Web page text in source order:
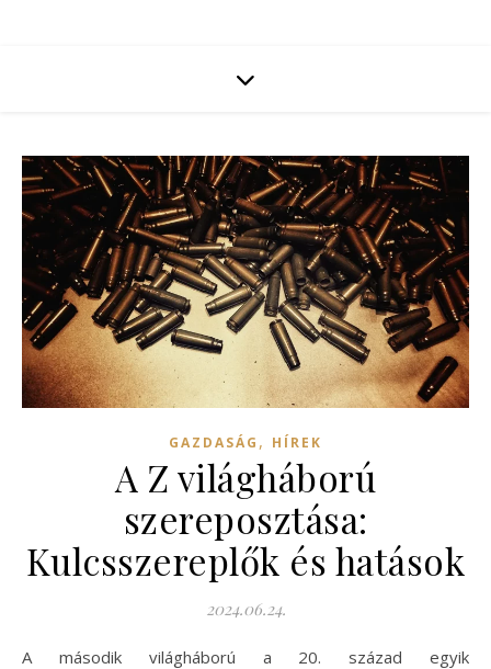
GAZDASÁG , HÍREK
A Z világháború
szereposztása:
Kulcsszereplők és hatások
2024.06.24.
A második világháború a 20. század egyik